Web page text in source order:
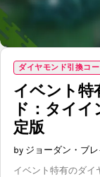
ダイヤモンド引換コー
イベント特
ド：タイ
定版
by ジョーダン・ブレ
イベント特有のダイ